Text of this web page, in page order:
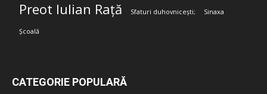
Preot Iulian Rață Sfaturi duhovnicești; Sinaxa
Școală
CATEGORIE POPULARĂ